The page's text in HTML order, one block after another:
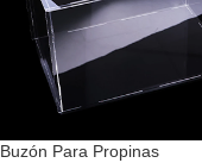
Buzón Para Propinas